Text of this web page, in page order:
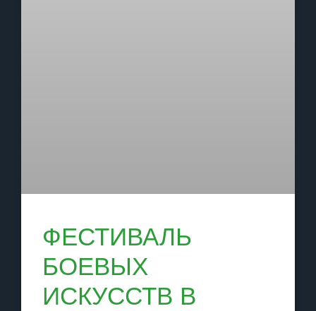
ФЕСТИВАЛЬ
БОЕВЫХ
ИСКУССТВ В